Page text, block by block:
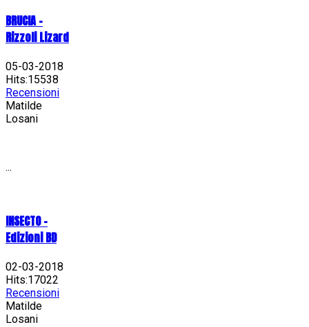
BRUCIA -
Rizzoli Lizard
05-03-2018
Hits:15538
Recensioni
Matilde
Losani
...
INSECTO -
Edizioni BD
02-03-2018
Hits:17022
Recensioni
Matilde
Losani